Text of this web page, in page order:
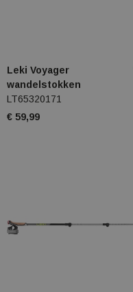
Leki Voyager
wandelstokken
LT65320171
€ 59,99